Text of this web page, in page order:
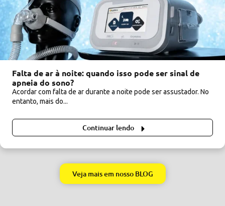
Falta de ar à noite: quando isso pode ser sinal de
apneia do sono?
Acordar com falta de ar durante a noite pode ser assustador. No
entanto, mais do...
Continuar lendo
Veja mais em nosso BLOG